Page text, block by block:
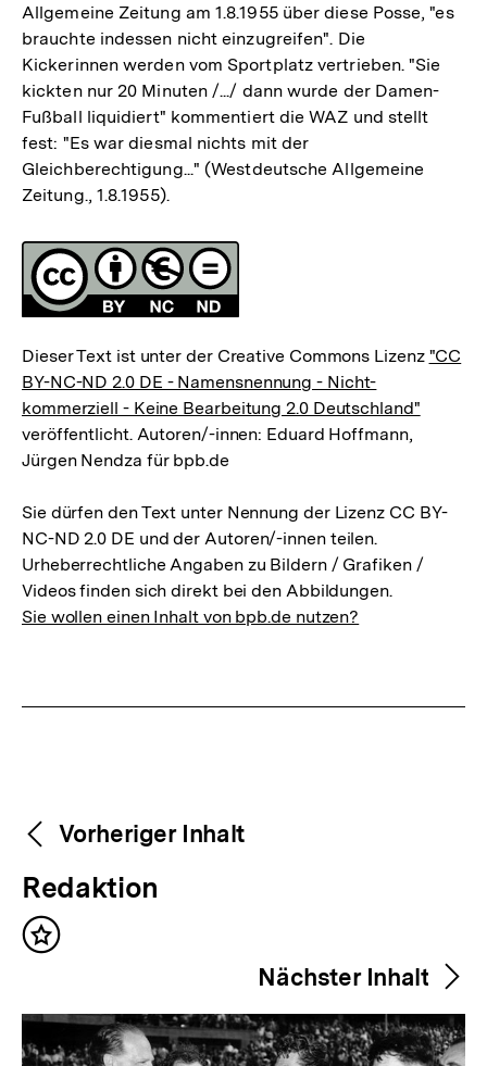
Allgemeine Zeitung am 1.8.1955 über diese Posse, "es
brauchte indessen nicht einzugreifen". Die
Kickerinnen werden vom Sportplatz vertrieben. "Sie
kickten nur 20 Minuten /.../ dann wurde der Damen-
Fußball liquidiert" kommentiert die WAZ und stellt
fest: "Es war diesmal nichts mit der
Gleichberechtigung..." (Westdeutsche Allgemeine
Zeitung., 1.8.1955).
Fussnoten
Lizenz
Dieser Text ist unter der Creative Commons Lizenz "CC
BY-NC-ND 2.0 DE - Namensnennung - Nicht-
kommerziell - Keine Bearbeitung 2.0 Deutschland"
veröffentlicht. Autoren/-innen: Eduard Hoffmann,
Jürgen Nendza für bpb.de
Sie dürfen den Text unter Nennung der Lizenz CC BY-
NC-ND 2.0 DE und der Autoren/-innen teilen.
Urheberrechtliche Angaben zu Bildern / Grafiken /
Videos finden sich direkt bei den Abbildungen.
Sie wollen einen Inhalt von bpb.de nutzen?
Weitere
Inhalte
Content-
Navigation
Vorheriger Inhalt
V
o
r
e
r
Redaktion
Inhalt
Nächster Inhalt